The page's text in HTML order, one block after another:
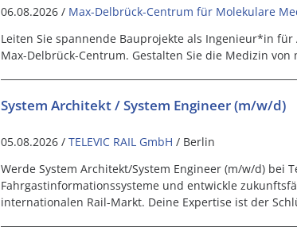
06.08.2026 / Max-Delbrück-Centrum für Molekulare
Leiten Sie spannende Bauprojekte als Ingenieur*in
Max-Delbrück-Centrum. Gestalten Sie die Medizin von
System Architekt / System Engineer (m/w/d)
05.08.2026 / TELEVIC RAIL GmbH / Berlin
Werde System Architekt/System Engineer (m/w/d) bei
Fahrgastinformationssysteme und entwickle
internationalen Rail-Markt. Deine Expertise ist der